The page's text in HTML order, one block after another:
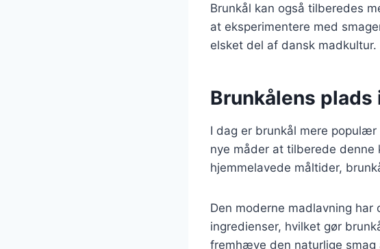
Brunkål kan også tilberedes
at eksperimentere med
elsket del af dansk madkultur.
Brunkålens plads
I dag er brunkål mere
nye måder at tilberede denne
hjemmelavede måltider,
Den moderne madlavning
ingredienser, hvilket gør
fremhæve den naturlige